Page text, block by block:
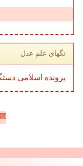
تگهای علم عدل
پرونده اسلامی